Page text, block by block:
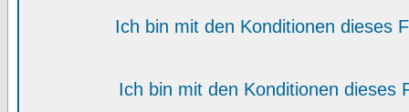
Ich bin mit den Konditionen dieses
Ich bin mit den Konditionen dieses